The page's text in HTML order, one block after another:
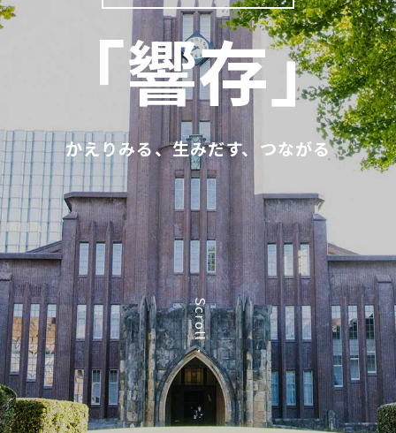
「響存」
かえりみる、生みだす、つながる
Scroll